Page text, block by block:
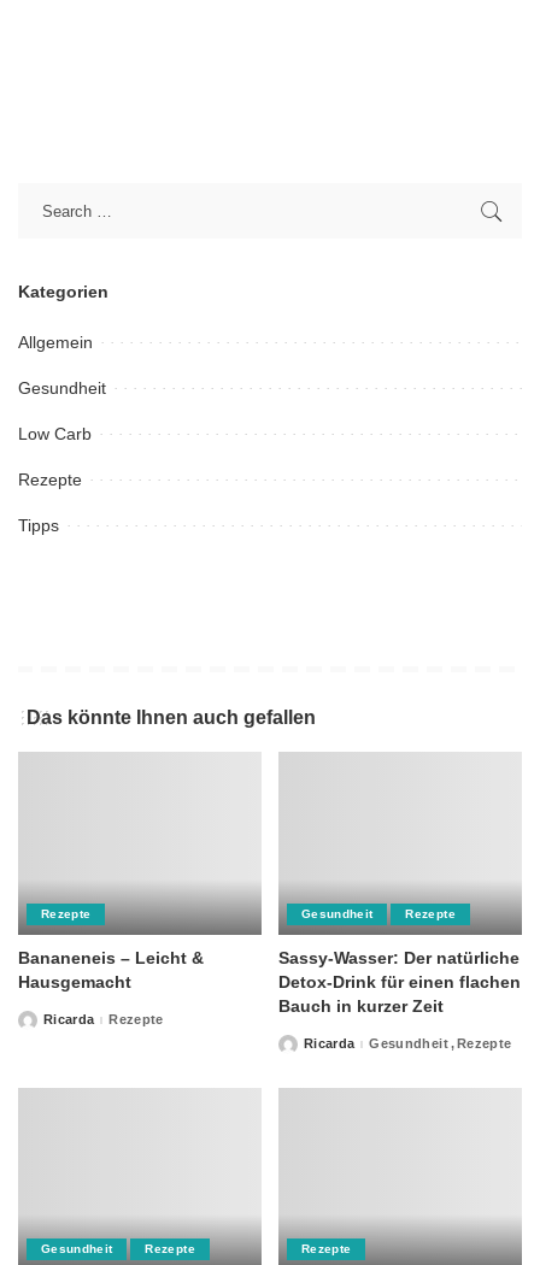
Kategorien
Allgemein
Gesundheit
Low Carb
Rezepte
Tipps
Das könnte Ihnen auch gefallen
Rezepte
Bananeneis – Leicht &
Hausgemacht
PostedRicarda Rezepte
Gesundheit Rezepte
Sassy-Wasser: Der natürliche
Detox-Drink für einen flachen
Bauch in kurzer Zeit
PostedRicarda Gesundheit Rezepte
Gesundheit Rezepte Rezepte